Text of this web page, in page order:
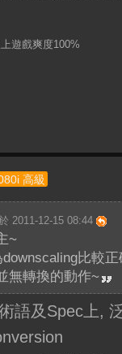
遊戲爽度100%
高級
2011-12-15 08:44
~
比較正
無轉換的動作~
語及Spec上,